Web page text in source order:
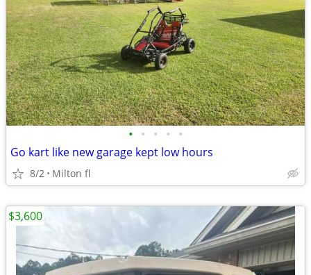
• • • • •
Go kart like new garage kept low hours
8/2 Milton fl
$3,600